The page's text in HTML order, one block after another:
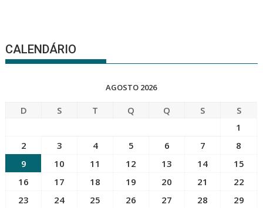
CALENDÁRIO
AGOSTO 2026
D S T Q Q S
S
1
2
3 4 5 6 7
8
9
10 11 12 13 14
15
16
17 18 19 20 21
22
23
24 25 26 27 28
29